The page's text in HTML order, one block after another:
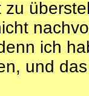
zu
ich
und